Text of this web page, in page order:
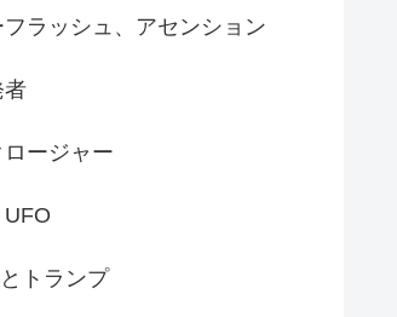
フラッシュ、アセンション
者
ージャー
トランプ